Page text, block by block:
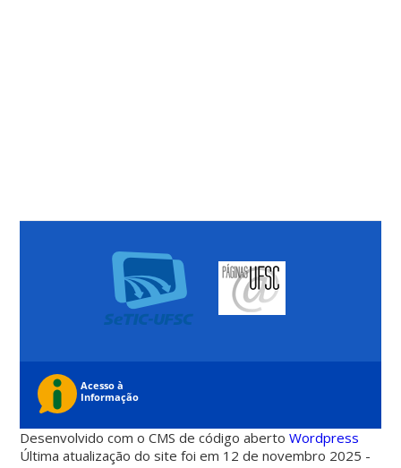
Desenvolvido com o CMS de código abertoWordpress
Última atualização do site foi em 12 de novembro 2025 -